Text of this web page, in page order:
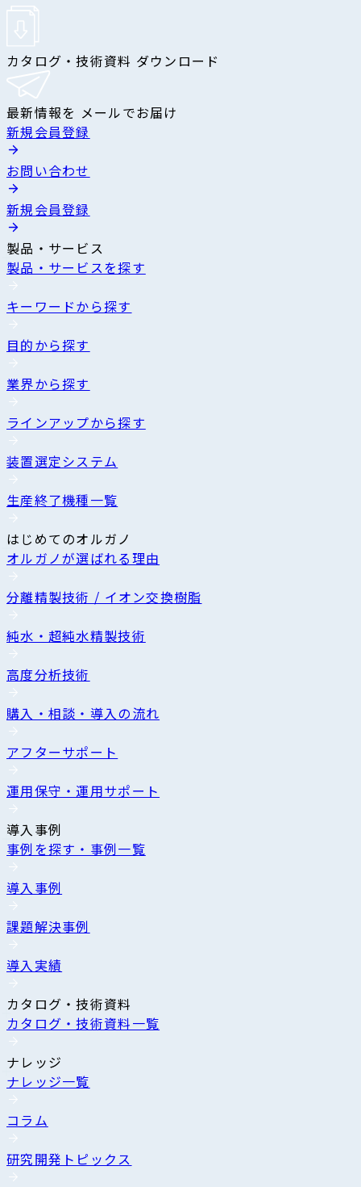
カタログ・技術資料 ダウンロード
最新情報を メールでお届け
新規会員登録
お問い合わせ
新規会員登録
製品・サービス
製品・サービスを探す
キーワードから探す
目的から探す
業界から探す
ラインアップから探す
装置選定システム
生産終了機種一覧
はじめてのオルガノ
オルガノが選ばれる理由
分離精製技術 / イオン交換樹脂
純水・超純水精製技術
高度分析技術
購入・相談・導入の流れ
アフターサポート
運用保守・運用サポート
導入事例
事例を探す・事例一覧
導入事例
課題解決事例
導入実績
カタログ・技術資料
カタログ・技術資料一覧
ナレッジ
ナレッジ一覧
コラム
研究開発トピックス